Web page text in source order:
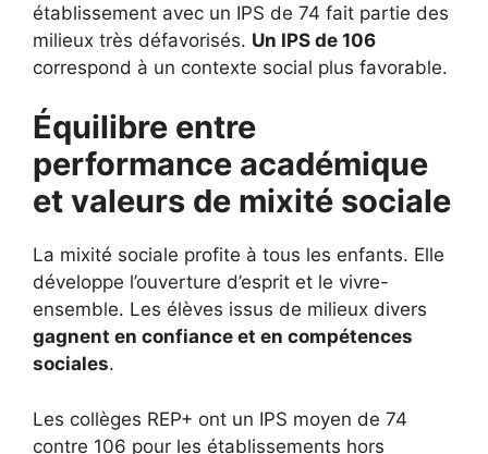
établissement avec un IPS de 74 fait partie des
milieux très défavorisés. Un IPS de 106
correspond à un contexte social plus favorable.
Équilibre entre
performance académique
et valeurs de mixité sociale
La mixité sociale profite à tous les enfants. Elle
développe l’ouverture d’esprit et le vivre-
ensemble. Les élèves issus de milieux divers
gagnent en confiance et en compétences
sociales.
Les collèges REP+ ont un IPS moyen de 74
contre 106 pour les établissements hors